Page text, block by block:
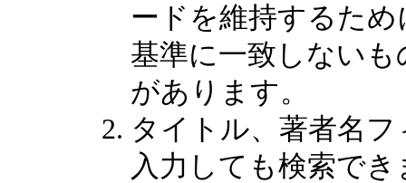
ードを維持するた
基準に一致しない
があります。
タイトル、著者名
入力しても検索で